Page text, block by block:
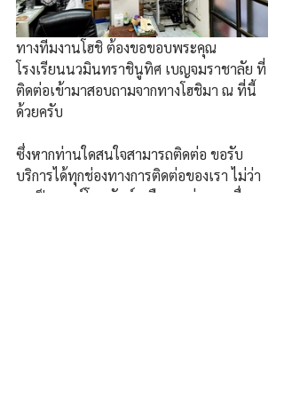
ทางทีมงานโฮชิ ต้องขอขอบพระคุณ
โรงเรียนนวมินทราชินูทิศ เบญจมราชาลัย ที่
ติดต่อเข้ามาสอบถามจากทางโฮชิมา ณ ที่นี้
ด้วยครับ
ซึ่งหากท่านใดสนใจสามารถติดต่อ ขอรับ
บริการได้ทุกช่องทางการติดต่อของเรา ไม่ว่า
จะเป็นเบอร์โทรศัพท์ หรือทางช่องทางอื่นๆ